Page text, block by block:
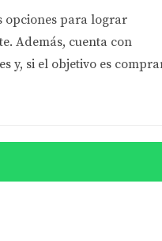
del sistema fiscal español.
y formación profesional.
fiscal entre países.
opciones para lograr
Además, cuenta con
y, si el objetivo es